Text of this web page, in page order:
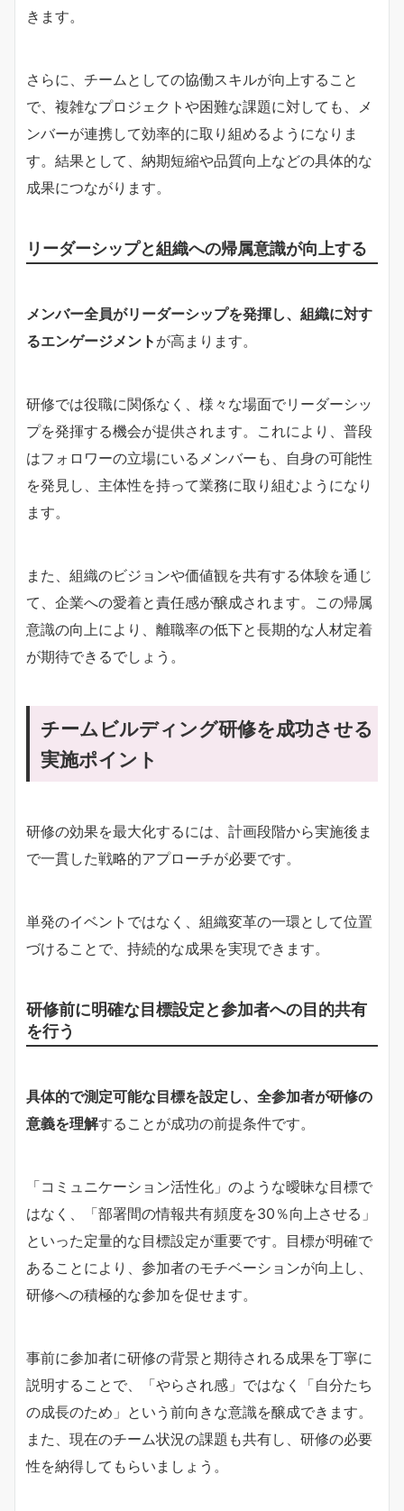
きます。
さらに、チームとしての協働スキルが向上すること
で、複雑なプロジェクトや困難な課題に対しても、メ
ンバーが連携して効率的に取り組めるようになりま
す。結果として、納期短縮や品質向上などの具体的な
成果につながります。
リーダーシップと組織への帰属意識が向上する
メンバー全員がリーダーシップを発揮し、組織に対す
るエンゲージメント が高まります。
研修では役職に関係なく、様々な場面でリーダーシッ
プを発揮する機会が提供されます。これにより、普段
はフォロワーの立場にいるメンバーも、自身の可能性
を発見し、主体性を持って業務に取り組むようになり
ます。
また、組織のビジョンや価値観を共有する体験を通じ
て、企業への愛着と責任感が醸成されます。この帰属
意識の向上により、離職率の低下と長期的な人材定着
が期待できるでしょう。
チームビルディング研修を成功させる
実施ポイント
研修の効果を最大化するには、計画段階から実施後ま
で一貫した戦略的アプローチが必要です。
単発のイベントではなく、組織変革の一環として位置
づけることで、持続的な成果を実現できます。
研修前に明確な目標設定と参加者への目的共有
を行う
具体的で測定可能な目標を設定し、全参加者が研修の
意義を理解することが成功の前提条件です。
「コミュニケーション活性化」のような曖昧な目標で
はなく、「部署間の情報共有頻度を30％向上させる」
といった定量的な目標設定が重要です。目標が明確で
あることにより、参加者のモチベーションが向上し、
研修への積極的な参加を促せます。
事前に参加者に研修の背景と期待される成果を丁寧に
説明することで、「やらされ感」ではなく「自分たち
の成長のため」という前向きな意識を醸成できます。
また、現在のチーム状況の課題も共有し、研修の必要
性を納得してもらいましょう。